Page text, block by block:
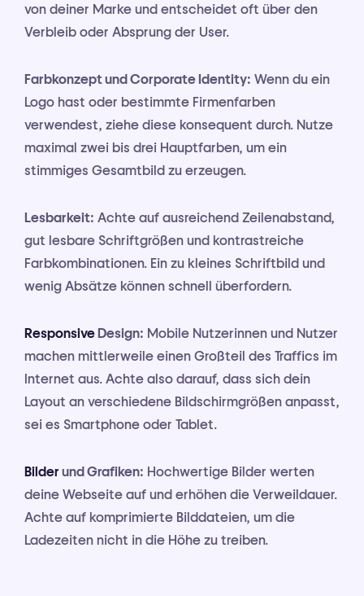
von deiner Marke und entscheidet oft über den
Verbleib oder Absprung der User.
Farbkonzept und Corporate Identity: Wenn du ein
Logo hast oder bestimmte Firmenfarben
verwendest, ziehe diese konsequent durch. Nutze
maximal zwei bis drei Hauptfarben, um ein
stimmiges Gesamtbild zu erzeugen.
Lesbarkeit: Achte auf ausreichend Zeilenabstand,
gut lesbare Schriftgrößen und kontrastreiche
Farbkombinationen. Ein zu kleines Schriftbild und
wenig Absätze können schnell überfordern.
ResponsiveDesign: Mobile Nutzerinnen und Nutzer
machen mittlerweile einen Großteil des Traffics im
Internet aus. Achte also darauf, dass sich dein
Layout an verschiedene Bildschirmgrößen anpasst,
sei es Smartphone oder Tablet.
Bilder und Grafiken: Hochwertige Bilder werten
deine Webseite auf und erhöhen die Verweildauer.
Achte auf komprimierte Bilddateien, um die
Ladezeiten nicht in die Höhe zu treiben.